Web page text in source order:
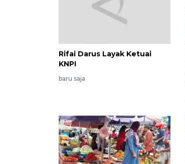
Rifai Darus Layak Ketuai
KNPI
baru saja